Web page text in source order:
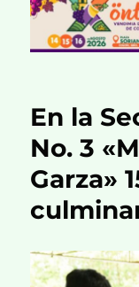
En la
No. 3
Garza»